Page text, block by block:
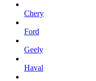
Chery
Ford
Geely
Haval